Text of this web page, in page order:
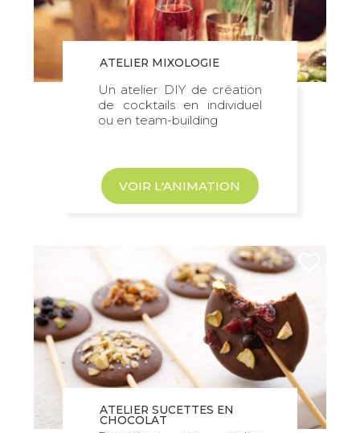
ATELIER MIXOLOGIE
Un atelier DIY de création
de cocktails en individuel
ou en team-building
VOIR L'ANIMATION
ATELIER SUCETTES EN
CHOCOLAT